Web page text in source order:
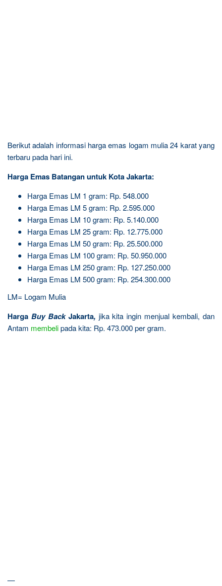
Berikut adalah informasi harga emas logam mulia 24 karat yang
terbaru pada hari ini.
Harga Emas Batangan untuk Kota Jakarta:
Harga Emas LM 1 gram: Rp. 548.000
Harga Emas LM 5 gram: Rp. 2.595.000
Harga Emas LM 10 gram: Rp. 5.140.000
Harga Emas LM 25 gram: Rp. 12.775.000
Harga Emas LM 50 gram: Rp. 25.500.000
Harga Emas LM 100 gram: Rp. 50.950.000
Harga Emas LM 250 gram: Rp. 127.250.000
Harga Emas LM 500 gram: Rp. 254.300.000
LM= Logam Mulia
Harga Buy Back Jakarta, jika kita ingin menjual kembali, dan
Antam membelipada kita: Rp. 473.000 per gram.
—